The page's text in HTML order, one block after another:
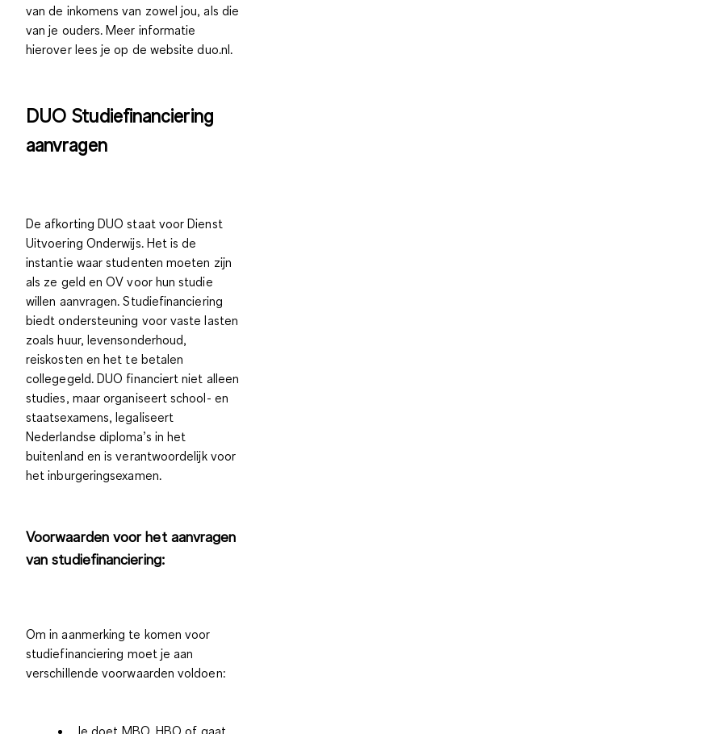
van de inkomens van zowel jou, als die
van je ouders. Meer informatie
hierover lees je op de website duo.nl.
DUO Studiefinanciering
aanvragen
De afkortingDUO staat voor Dienst
Uitvoering Onderwijs. Het is de
instantie waar studenten moeten zijn
als ze geld en OV voor hun studie
willen aanvragen. Studiefinanciering
biedt ondersteuning voorvaste lasten
zoals huur, levensonderhoud,
reiskosten en het te betalen
collegegeld. DUO financiert niet alleen
studies, maar organiseert school- en
staatsexamens,legaliseert
Nederlandse diploma’s in het
buitenland en is verantwoordelijk voor
hetinburgeringsexamen.
Voorwaarden voor het aanvragen
van studiefinanciering:
Om in aanmerking te komen voor
studiefinanciering moet je aan
verschillende voorwaarden voldoen: